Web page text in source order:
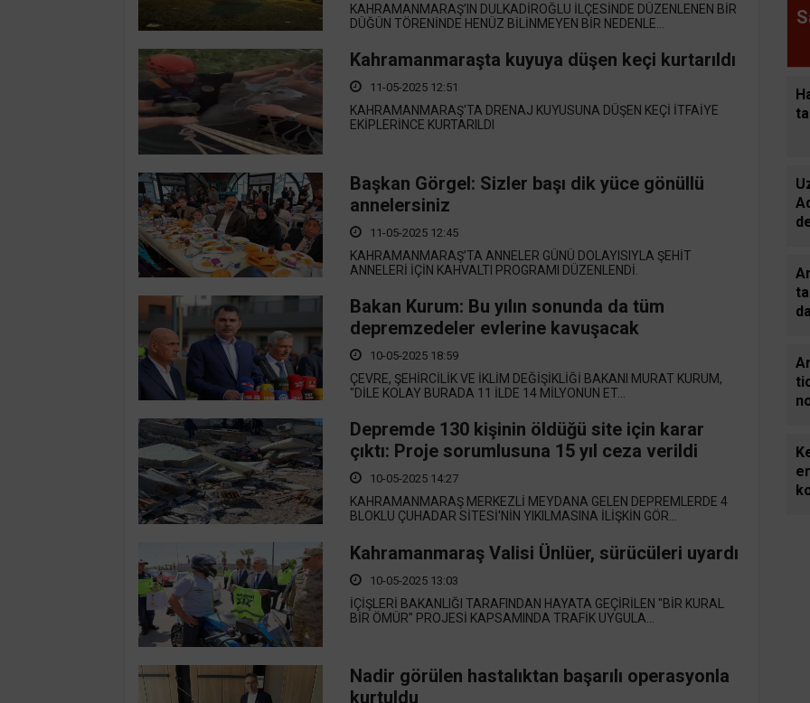
KAHRAMANMARAŞ’IN DULKADİROĞLU İLÇESİNDE DÜZENLENEN BİR
DÜĞÜN TÖRENİNDE HENÜZ BİLİNMEYEN BİR NEDENLE...
Kahramanmaraşta kuyuya düşen keçi kurtarıldı
11-05-2025 12:51
KAHRAMANMARAŞ'TA DRENAJ KUYUSUNA DÜŞEN KEÇİ İTFAİYE
EKİPLERİNCE KURTARILDI
Başkan Görgel: Sizler başı dik yüce gönüllü
annelersiniz
11-05-2025 12:45
KAHRAMANMARAŞ’TA ANNELER GÜNÜ DOLAYISIYLA ŞEHİT
ANNELERİ İÇİN KAHVALTI PROGRAMI DÜZENLENDİ.
Bakan Kurum: Bu yılın sonunda da tüm
depremzedeler evlerine kavuşacak
10-05-2025 18:59
ÇEVRE, ŞEHİRCİLİK VE İKLİM DEĞİŞİKLİĞİ BAKANI MURAT KURUM,
"DİLE KOLAY BURADA 11 İLDE 14 MİLYONUN ET...
Depremde 130 kişinin öldüğü site için karar
çıktı: Proje sorumlusuna 15 yıl ceza verildi
10-05-2025 14:27
KAHRAMANMARAŞ MERKEZLİ MEYDANA GELEN DEPREMLERDE 4
BLOKLU ÇUHADAR SİTESİ'NİN YIKILMASINA İLİŞKİN GÖR...
Kahramanmaraş Valisi Ünlüer, sürücüleri uyardı
10-05-2025 13:03
İÇİŞLERİ BAKANLIĞI TARAFINDAN HAYATA GEÇİRİLEN "BİR KURAL
BİR ÖMÜR" PROJESİ KAPSAMINDA TRAFİK UYGULA...
Nadir görülen hastalıktan başarılı operasyonla
kurtuldu